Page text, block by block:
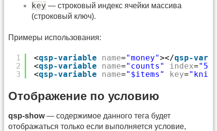
key — строковый индекс ячейки массива
(строковый ключ).
Примеры использования:
1
2
3
<qsp-variable name="money"></qsp-
<qsp-variable name="counts" index="5"
<qsp-variable name="$items" key=
Отображение по условию
qsp-show— содержимое данного тега будет
отображаться только если выполняется условие,